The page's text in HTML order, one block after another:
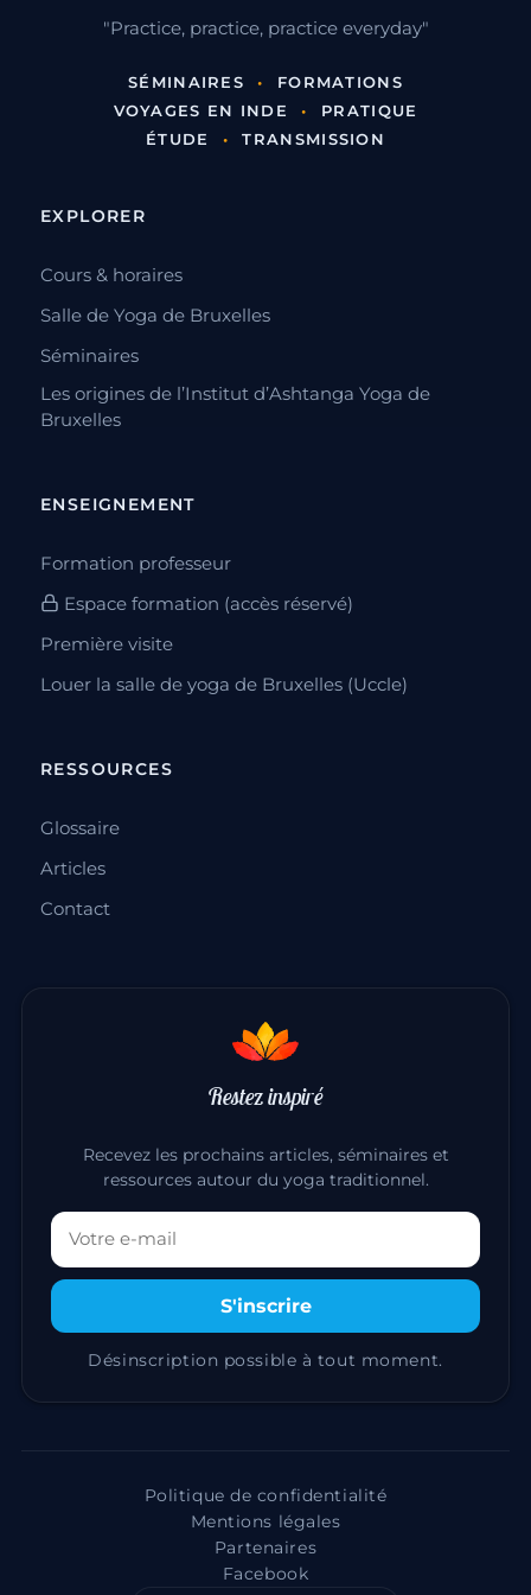
"Practice, practice, practice everyday"
SÉMINAIRES •
FORMATIONS
VOYAGES EN INDE
•
PRATIQUE
ÉTUDE
• TRANSMISSION
EXPLORER
Cours & horaires
Salle de Yoga de Bruxelles
Séminaires
Les origines de l’Institut d’Ashtanga Yoga de
Bruxelles
ENSEIGNEMENT
Formation professeur
Espace formation (accès réservé)
Première visite
Louer la salle de yoga de Bruxelles (Uccle)
RESSOURCES
Glossaire
Articles
Contact
Restez inspiré
Recevez les prochains articles, séminaires et
ressources autour du yoga traditionnel.
Votre adresse email
S'inscrire
Désinscription possible à tout moment.
Politique de confidentialité
Mentions légales
Partenaires
Facebook